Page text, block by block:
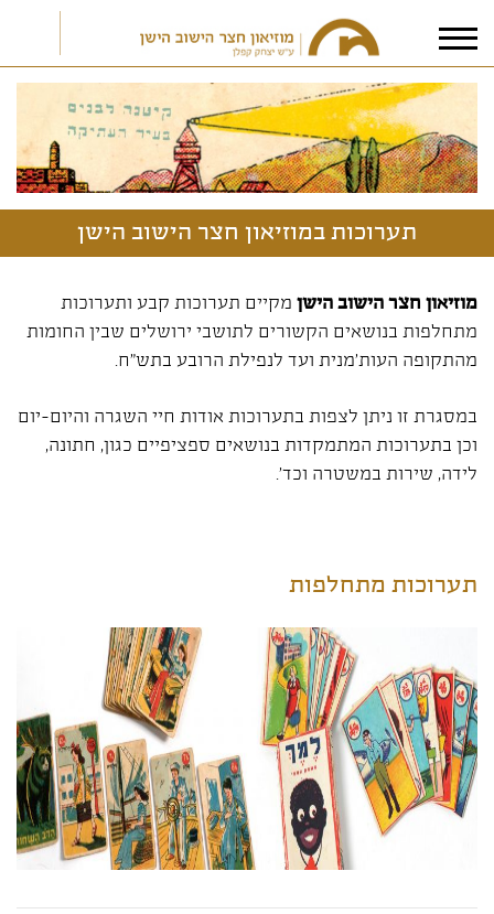
אני מאשר/ת אתתנאי הפרטיות
תערוכות במוזיאון חצר הישוב הישן
מוזיאון חצר הישוב הישן מקיים תערוכות קבע ותערוכות
מתחלפות בנושאים הקשורים לתושבי ירושלים שבין החומות
מהתקופה העות'מנית ועד לנפילת הרובע בתש"ח.
במסגרת זו ניתן לצפות בתערוכות אודות חיי השגרה והיום-יום
וכן בתערוכות המתמקדות בנושאים ספציפיים כגון, חתונה,
לידה, שירות במשטרה וכד'.
תערוכות מתחלפות